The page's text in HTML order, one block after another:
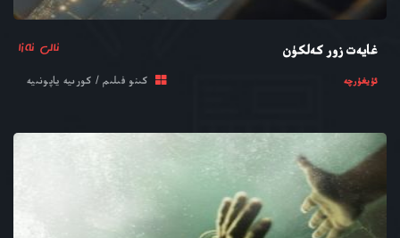
غايەت زور كەلكۈن ئالى ئەزا
ئۇيغۇرچە كىنو فىلىم / كورىيە ياپونىيە